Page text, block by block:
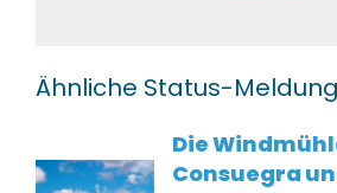
Ähnliche Status-
Die
Consuegra